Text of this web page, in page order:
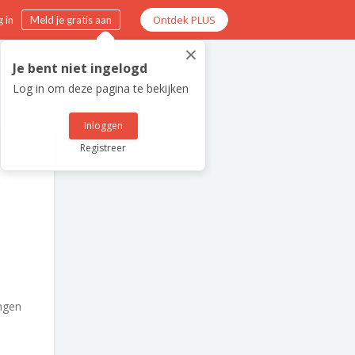
in Meld je gratis aan Ontdek PLUS
×
Je bent niet ingelogd
Log in om deze pagina te bekijken
Inloggen
Registreer